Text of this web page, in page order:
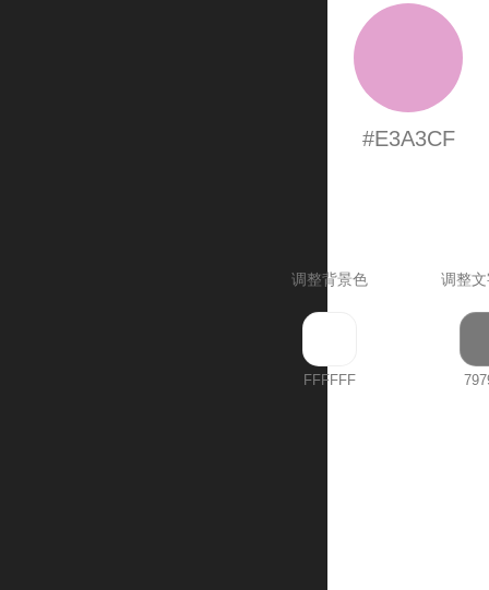
#E3A3CF
调整背景色 调整